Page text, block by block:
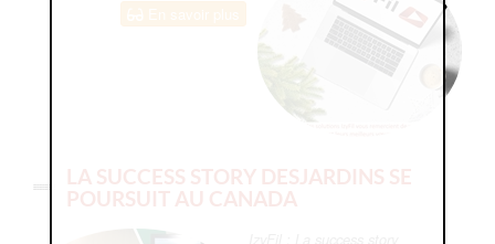
LA SUCCESS STORY DESJARDINS SE
POURSUIT AU CANADA